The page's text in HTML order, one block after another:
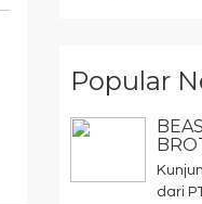
Popular
dari